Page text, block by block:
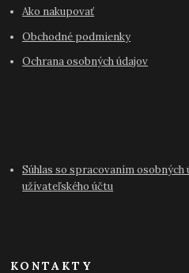
Ako nakupovať
Obchodné podmienky
Ochrana osobných údajov
Súhlas so spracovaním
užívateľského účtu
KONTAKTY